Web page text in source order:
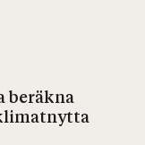
beräkna